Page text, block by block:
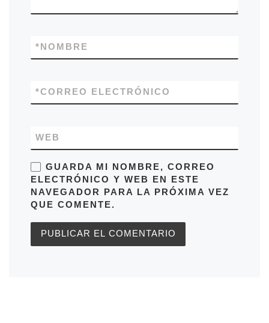
NOMBRE
*
CORREO ELECTRÓNICO
*
WEB
GUARDA MI NOMBRE, CORREO
ELECTRÓNICO Y WEB EN ESTE
NAVEGADOR PARA LA PRÓXIMA VEZ
QUE COMENTE.